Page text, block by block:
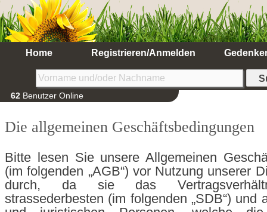
Home Registrieren/Anmelden
62 Benutzer Online
Die allgemeinen Geschäftsbedingungen
Bitte lesen Sie unsere Allgemeinen
(im folgenden „AGB“) vor Nutzung unserer
durch, da sie das
strassederbesten (im folgenden „SDB“) und